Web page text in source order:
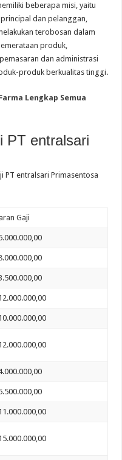
beberapa misi, yaitu
dan pelanggan,
terobosan dalam
produk,
dan administrasi
produk berkualitas tinggi.
Lengkap Semua
PT entralsari
PT entralsari Primasentosa
Gaji